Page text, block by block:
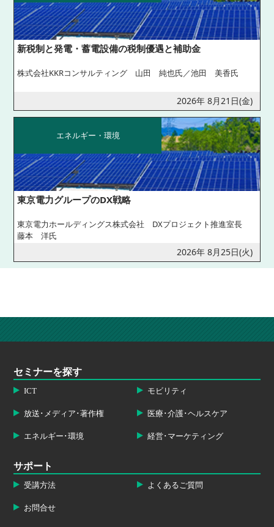
新税制と発電・蓄電設備の税制優遇と補助金
株式会社KKRコンサルティング 山田 純也氏／池田 美香氏
2026年 8月21日(金)
エネルギー・環境
東京電力グループのDX戦略
東京電力ホールディングス株式会社 DXプロジェクト推進室長
藤本 洋氏
2026年 8月25日(火)
セミナーを探す
ICT モビリティ
放送･メディア･著作権 医療･介護･ヘルスケア
エネルギー･環境 経営･マーケティング
サポート
受講方法 よくあるご質問
お問合せ